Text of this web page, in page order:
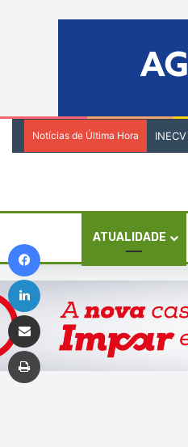
Notícias de Última Hora INECV
ATUALIDADE
Linkedin
Imprimir